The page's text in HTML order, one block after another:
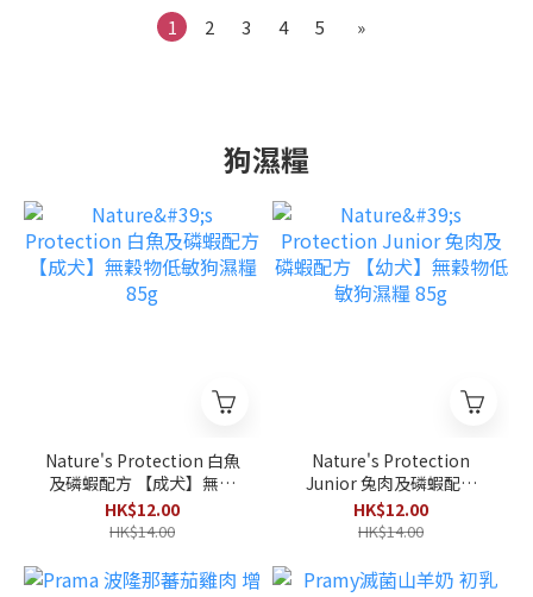
1 2 3 4 5 »
狗濕糧
Nature's Protection 白魚
及磷蝦配方 【成犬】無穀
物低敏狗濕糧 85g
HK$12.00
HK$14.00
Nature's Protection
Junior 兔肉及磷蝦配方
【幼犬】無穀物低敏狗濕糧
85g
HK$12.00
HK$14.00